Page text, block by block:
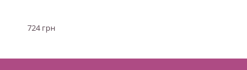
724 грн